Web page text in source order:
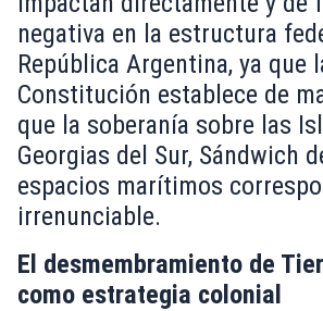
negativa en la estructura
República Argentina, ya que
Constitución establece de
que la soberanía sobre las
Georgias del Sur, Sándwich
espacios marítimos
irrenunciable.
El desmembramiento de
como estrategia colonial